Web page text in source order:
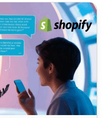
kuris sumažina darbo